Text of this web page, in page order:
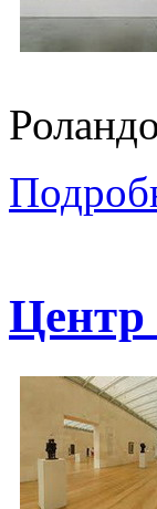
Центр